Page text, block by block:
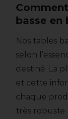
basse en
Nos tables
selon
destiné. La
et cette
chaque
très robuste